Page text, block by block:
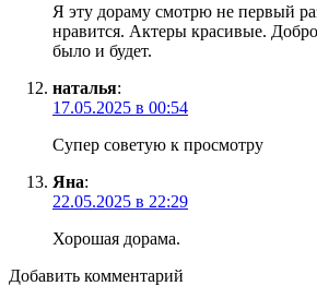
Я эту дораму смотрю не первый
нравится. Актеры красивые.
было и будет.
наталья:
17.05.2025 в 00:54
Супер советую к просмотру
Яна:
22.05.2025 в 22:29
Хорошая дорама.
Добавить комментарий